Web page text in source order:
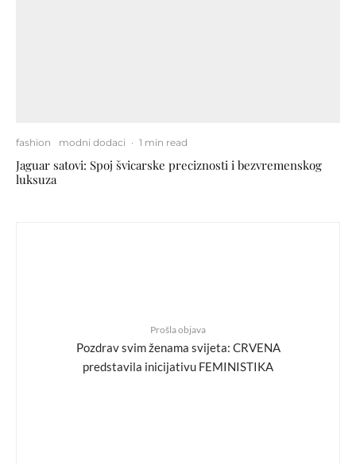
fashion modni dodaci · 1 min read
Jaguar satovi: Spoj švicarske preciznosti i bezvremenskog
luksuza
Prošla objava
Pozdrav svim ženama svijeta: CRVENA
predstavila inicijativu FEMINISTIKA